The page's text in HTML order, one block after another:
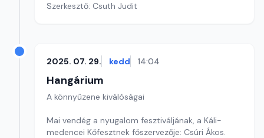
Szerkesztő: Csuth Judit
2025. 07. 29. kedd 14:04
Hangárium
A könnyűzene kiválóságai
Mai vendég a nyugalom fesztiváljának, a Káli-
medencei Kőfesztnek főszervezője: Csúri Ákos.